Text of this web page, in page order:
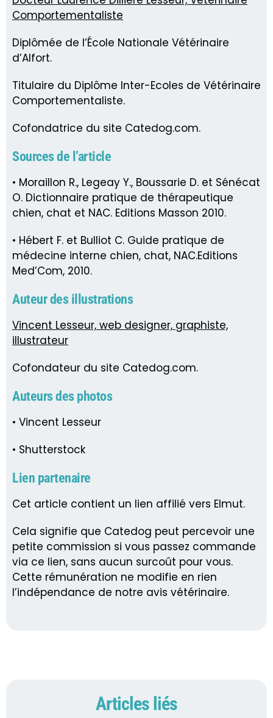
Comportementaliste
Diplômée de l’École Nationale Vétérinaire
d’Alfort.
Titulaire du Diplôme Inter-Ecoles de Vétérinaire
Comportementaliste.
Cofondatrice du site Catedog.com.
Sources de l’article
• Moraillon R., Legeay Y., Boussarie D. et Sénécat
O. Dictionnaire pratique de thérapeutique
chien, chat et NAC. Editions Masson 2010.
• Hébert F. et Bulliot C. Guide pratique de
médecine interne chien, chat, NAC.Editions
Med’Com, 2010.
Auteur des illustrations
Vincent Lesseur, web designer, graphiste,
illustrateur
Cofondateur du site Catedog.com.
Auteurs des photos
• Vincent Lesseur
• Shutterstock
Lien partenaire
Cet article contient un lien affilié vers Elmut.
Cela signifie que Catedog peut percevoir une
petite commission si vous passez commande
via ce lien, sans aucun surcoût pour vous.
Cette rémunération ne modifie en rien
l’indépendance de notre avis vétérinaire.
Articles liés